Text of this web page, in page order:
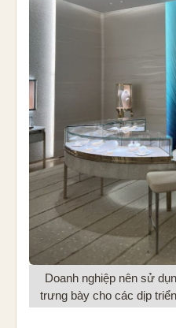
Doanh nghiệp nên sử
trưng bày cho các dịp